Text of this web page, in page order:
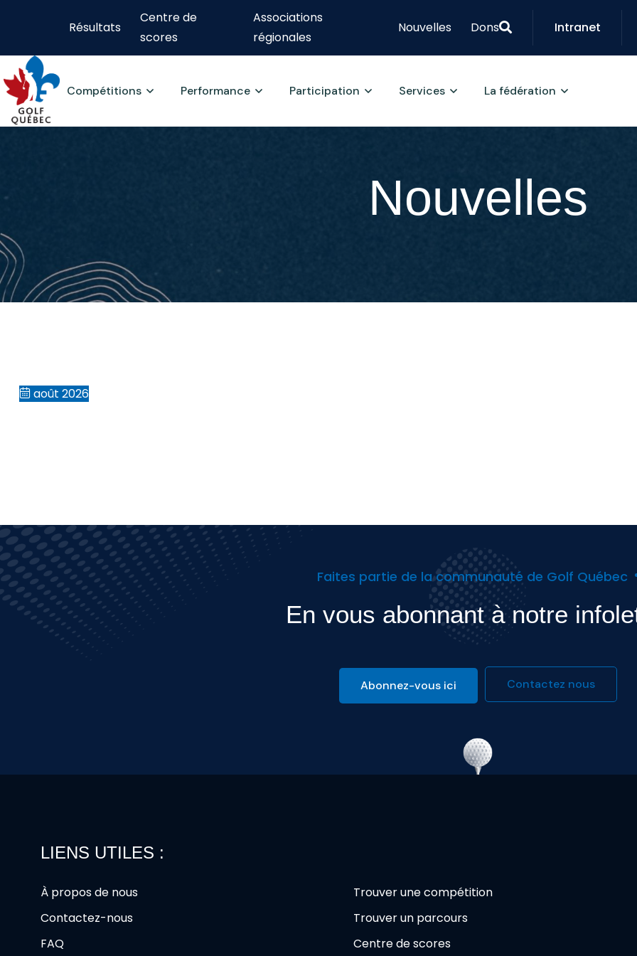
Résultats
Centre de
scores
Associations
régionales
Nouvelles Dons Intranet
Compétitions Performance Participation Services La fédération
Nouvelles
août 2026
Faites partie de la communauté de Golf Québec
En vous abonnant à notre
Abonnez-vous ici Contactez nous
LIENS UTILES :
À propos de nous
Contactez-nous
FAQ
Trouver une compétition
Trouver un parcours
Centre de scores